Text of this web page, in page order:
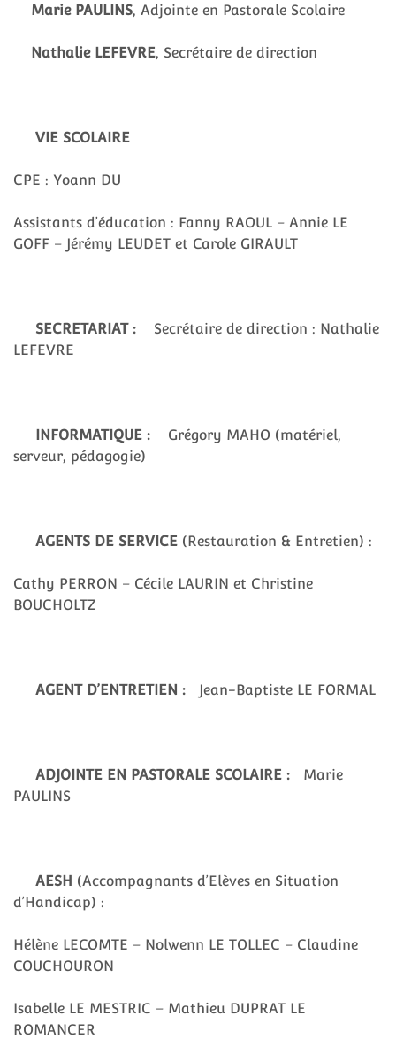
Marie PAULINS, Adjointe en Pastorale Scolaire
Nathalie LEFEVRE, Secrétaire de direction
VIE SCOLAIRE
CPE : Yoann DU
Assistants d’éducation : Fanny RAOUL – Annie LE
GOFF – Jérémy LEUDET et Carole GIRAULT
SECRETARIAT : Secrétaire de direction : Nathalie
LEFEVRE
INFORMATIQUE : Grégory MAHO (matériel,
serveur, pédagogie)
AGENTS DE SERVICE (Restauration & Entretien) :
Cathy PERRON – Cécile LAURIN et Christine
BOUCHOLTZ
AGENT D’ENTRETIEN : Jean-Baptiste LE FORMAL
ADJOINTE EN PASTORALE SCOLAIRE : Marie
PAULINS
AESH (Accompagnants d’Elèves en Situation
d’Handicap) :
Hélène LECOMTE – Nolwenn LE TOLLEC – Claudine
COUCHOURON
Isabelle LE MESTRIC – Mathieu DUPRAT LE
ROMANCER